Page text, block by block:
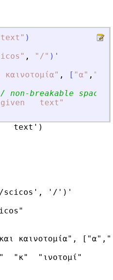
" )
" , " / " ) '
καινοτομία" , [ "α" , "
non-breakable space
given   text "
text')
scicos', '/')'
και καινοτομία",
"κ"  "ινοτομί"